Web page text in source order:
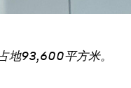
地93,600平方米。